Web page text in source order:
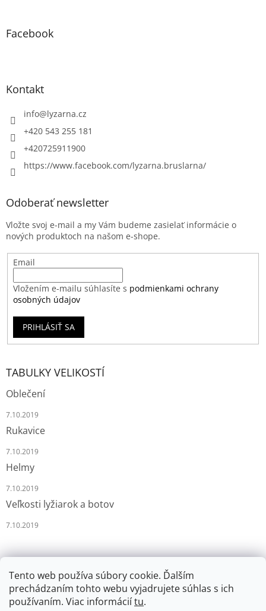
Tento web používa súbory cookie. Ďalším
prechádzaním tohto webu vyjadrujete súhlas s ich
používaním. Viac informáciítu.
Facebook
Kontakt
info@lyzarna.cz
+420 543 255 181
+420725911900
https://www.facebook.com/lyzarna.bruslarna/
Odoberať newsletter
Vložte svoj e-mail a my Vám budeme zasielať informácie o
nových produktoch na našom e-shope.
Email
Vložením e-mailu súhlasíte s podmienkami ochrany
osobných údajov
PRIHLÁSIŤ SA
TABULKY VELIKOSTÍ
Oblečení
7.10.2019
Rukavice
7.10.2019
Helmy
7.10.2019
Veľkosti lyžiarok a botov
7.10.2019